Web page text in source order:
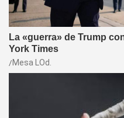
La «guerra» de Trump
York Times
Mesa LOd.